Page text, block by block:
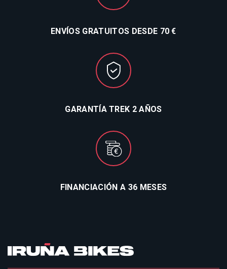
ENVÍOS GRATUITOS DESDE 70 €
GARANTÍA TREK 2 AÑOS
FINANCIACIÓN A 36 MESES